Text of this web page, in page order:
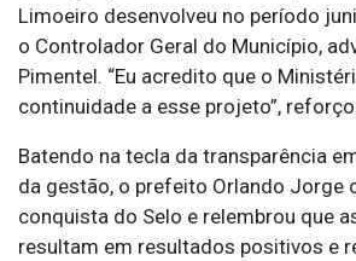
Limoeiro desenvolveu no período
o Controlador Geral do Município,
Pimentel. “Eu acredito que o
continuidade a esse projeto”,
Batendo na tecla da transparência
da gestão, o prefeito Orlando Jorge
conquista do Selo e relembrou que
resultam em resultados positivos e